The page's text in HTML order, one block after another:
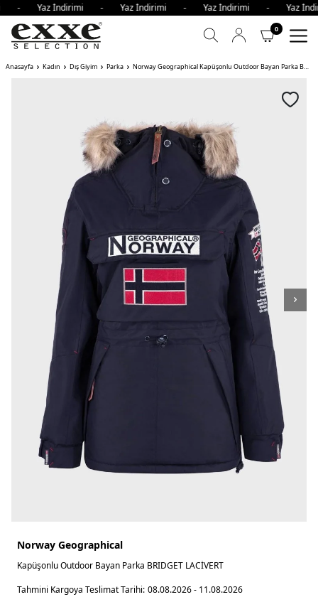
- Yaz İndirimi - Yaz İndirimi - Yaz İndirimi -
0
Anasayfa Kadın Dış Giyim Parka Norway Geographical Kapüşonlu Outdoor Bayan Parka BRIDGET
Norway Geographical
Kapüşonlu Outdoor Bayan Parka BRIDGET LACİVERT
Tahmini Kargoya Teslimat Tarihi: 08.08.2026 - 11.08.2026